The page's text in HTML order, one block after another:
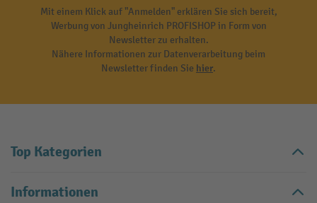
Mit einem Klick auf "Anmelden" erklären Sie sich bereit,
Werbung von Jungheinrich PROFISHOP in Form von
Newsletter zu erhalten.
Nähere Informationen zur Datenverarbeitung beim
Newsletter finden Sie hier.
Top Kategorien
Informationen